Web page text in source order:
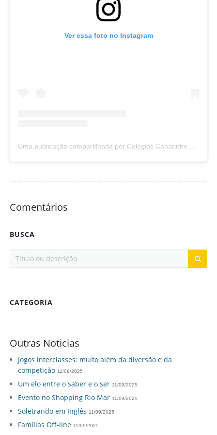
Ver essa foto no Instagram
Comentários
BUSCA
CATEGORIA
Outras Noticias
Jogos interclasses: muito além da diversão e da
competição 11/09/2025
Um elo entre o saber e o ser 11/09/2025
Evento no Shopping Rio Mar 11/09/2025
Soletrando em Inglês 11/09/2025
Famílias Off-line 11/09/2025